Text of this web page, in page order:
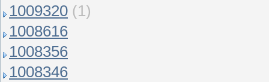
1009320 (1)
1008616
1008356
1008346